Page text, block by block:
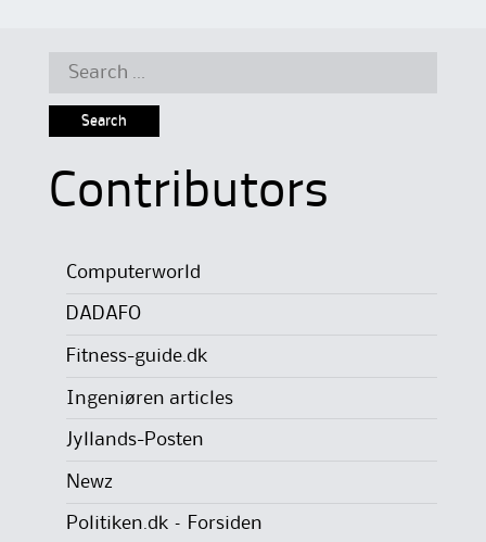
Search
Contributors
Computerworld
DADAFO
Fitness-guide.dk
Ingeniøren articles
Jyllands-Posten
Newz
Politiken.dk – Forsiden